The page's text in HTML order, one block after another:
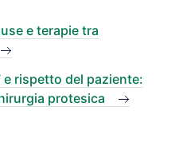
e terapie tra
e rispetto del paziente:
protesica